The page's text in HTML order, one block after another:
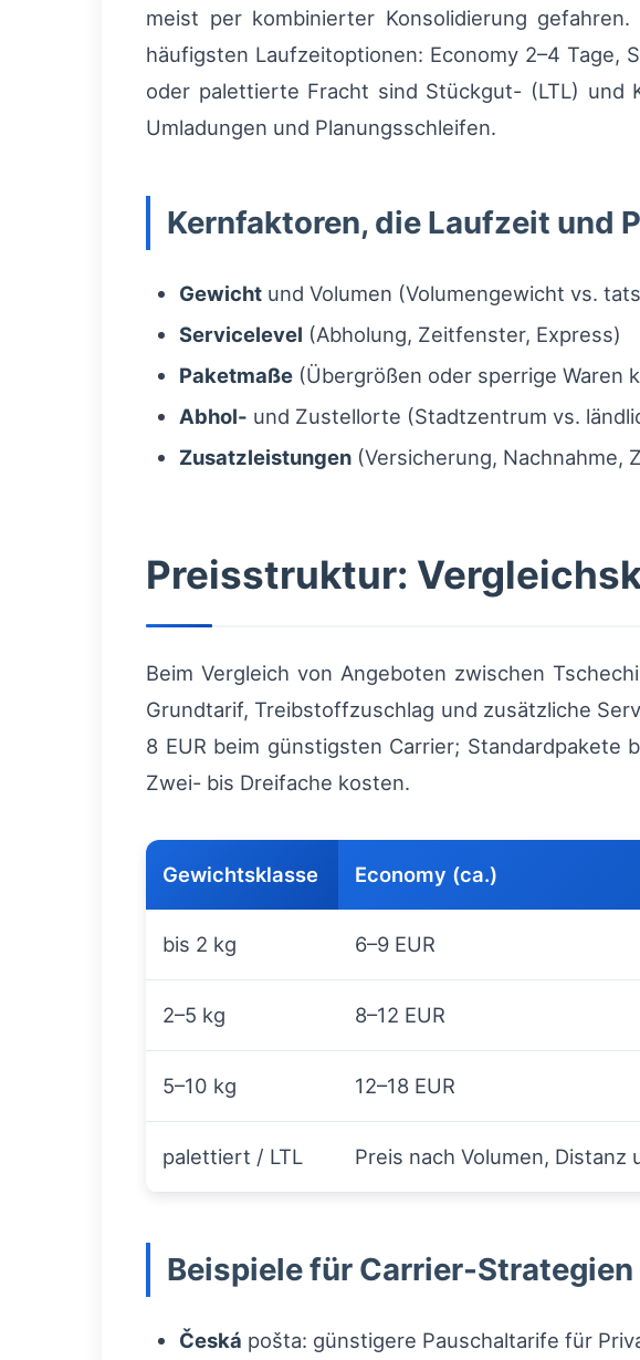
meist per kombinierter Konsolidierung
häufigsten Laufzeitoptionen: Economy 2–4 Tage,
oder palettierte Fracht sind Stückgut- (LTL) und
Umladungen und Planungsschleifen.
Kernfaktoren, die Laufzeit und
Gewicht und Volumen (Volumengewicht vs.
Servicelevel (Abholung, Zeitfenster, Express)
Paketmaße (Übergrößen oder sperrige Waren
Abhol- und Zustellorte (Stadtzentrum vs.
Zusatzleistungen (Versicherung, Nachnahme,
Preisstruktur:
Beim Vergleich von Angeboten zwischen
Grundtarif, Treibstoffzuschlag und zusätzliche
8 EUR beim günstigsten Carrier; Standardpakete
Zwei- bis Dreifache kosten.
Gewichtsklasse Economy (ca.)
bis 2 kg 6–9 EUR
2–5 kg 8–12 EUR
5–10 kg 12–18 EUR
palettiert / LTL Preis nach Volumen,
Beispiele für Carrier-Strategien
Česká pošta: günstigere Pauschaltarife für